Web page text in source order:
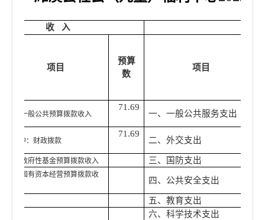
收 入
项目
预算
数
项目
一、一般公共预算拨款收入
71.69
一、一般公共服务支出
其中： 财政拨款
71.69
二、外交支出
二、政府性基金预算拨款收入 三、国防支出
三、国有资本经营预算拨款收
四、公共安全支出
五、教育支出
六、科学技术支出